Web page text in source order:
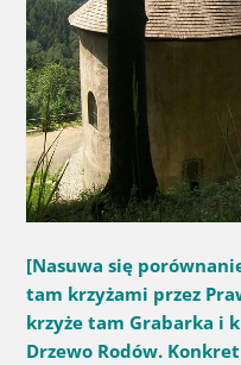
[Nasuwa się
tam krzyżami przez
krzyże tam Grabarka i
Drzewo Rodów.